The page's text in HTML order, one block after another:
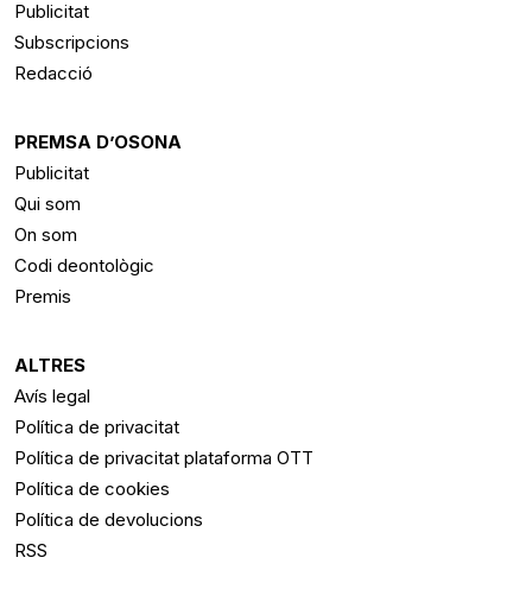
Publicitat
Subscripcions
Redacció
PREMSA D’OSONA
Publicitat
Qui som
On som
Codi deontològic
Premis
ALTRES
Avís legal
Política de privacitat
Política de privacitat plataforma OTT
Política de cookies
Política de devolucions
RSS